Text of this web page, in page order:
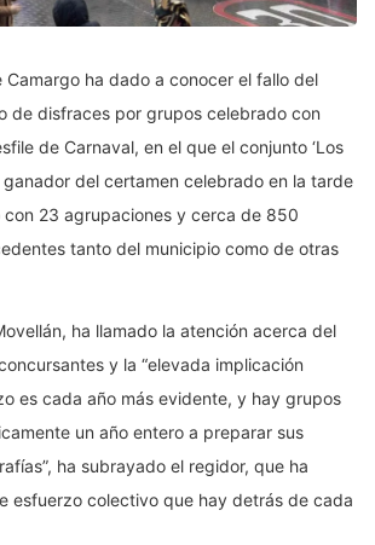
Camargo ha dado a conocer el fallo del
de disfraces por grupos celebrado con
de Carnaval, en el que el conjunto ‘Los
ganador del certamen celebrado en la tarde
23 agrupaciones y cerca de 850
tanto del municipio como de otras
ha llamado la atención acerca del
y la “elevada implicación
es cada año más evidente, y hay grupos
un año entero a preparar sus
ha subrayado el regidor, que ha
esfuerzo colectivo que hay detrás de cada